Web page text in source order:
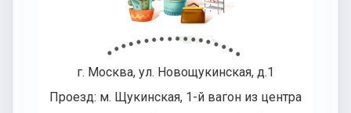
г. Москва, ул. Новощукинская, д.1
Проезд: м. Щукинская, 1-й вагон из центра